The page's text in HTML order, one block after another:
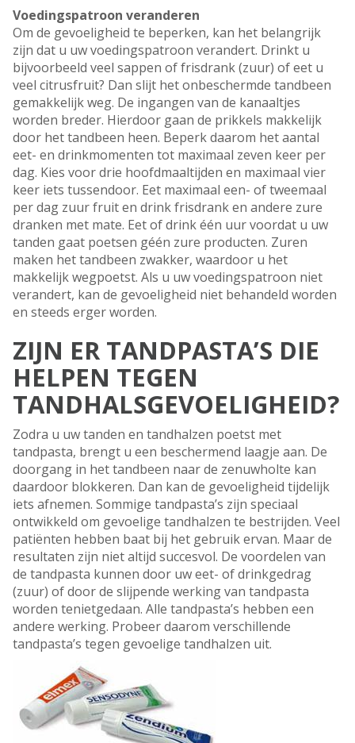
Voedingspatroon veranderen
Om de gevoeligheid te beperken, kan het belangrijk
zijn dat u uw voedingspatroon verandert. Drinkt u
bijvoorbeeld veel sappen of frisdrank (zuur) of eet u
veel citrusfruit? Dan slijt het onbeschermde tandbeen
gemakkelijk weg. De ingangen van de kanaaltjes
worden breder. Hierdoor gaan de prikkels makkelijk
door het tandbeen heen. Beperk daarom het aantal
eet- en drinkmomenten tot maximaal zeven keer per
dag. Kies voor drie hoofdmaaltijden en maximaal vier
keer iets tussendoor. Eet maximaal een- of tweemaal
per dag zuur fruit en drink frisdrank en andere zure
dranken met mate. Eet of drink één uur voordat u uw
tanden gaat poetsen géén zure producten. Zuren
maken het tandbeen zwakker, waardoor u het
makkelijk wegpoetst. Als u uw voedingspatroon niet
verandert, kan de gevoeligheid niet behandeld worden
en steeds erger worden.
ZIJN ER TANDPASTA’S DIE
HELPEN TEGEN
TANDHALSGEVOELIGHEID?
Zodra u uw tanden en tandhalzen poetst met
tandpasta, brengt u een beschermend laagje aan. De
doorgang in het tandbeen naar de zenuwholte kan
daardoor blokkeren. Dan kan de gevoeligheid tijdelijk
iets afnemen. Sommige tandpasta’s zijn speciaal
ontwikkeld om gevoelige tandhalzen te bestrijden. Veel
patiënten hebben baat bij het gebruik ervan. Maar de
resultaten zijn niet altijd succesvol. De voordelen van
de tandpasta kunnen door uw eet- of drinkgedrag
(zuur) of door de slijpende werking van tandpasta
worden tenietgedaan. Alle tandpasta’s hebben een
andere werking. Probeer daarom verschillende
tandpasta’s tegen gevoelige tandhalzen uit.